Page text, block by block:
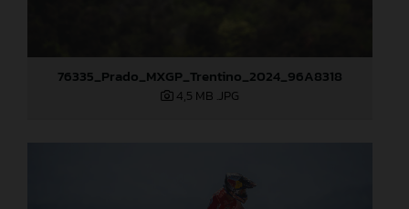
76335_Prado_MXGP_Trentino_2024_96A8318
4,5 MB .JPG